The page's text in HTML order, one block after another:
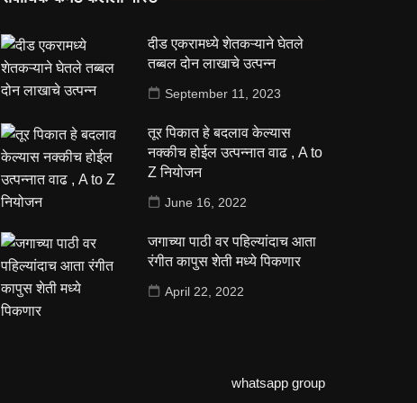
दीड एकरामध्ये शेतकऱ्याने घेतले
तब्बल दोन लाखाचे उत्पन्न
September 11, 2023
तूर पिकात हे बदलाव केल्यास
नक्कीच होईल उत्पन्नात वाढ , A to
Z नियोजन
June 16, 2022
जगाच्या पाठी वर पहिल्यांदाच आता
रंगीत कापुस शेती मध्ये पिकणार
April 22, 2022
whatsapp group